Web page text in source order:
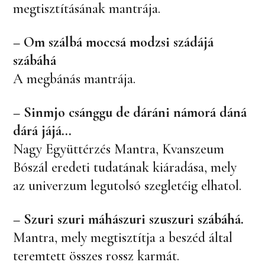
megtisztításának mantrája.
– Om szálbá moccsá modzsi szádájá
szábáhá
A megbánás mantrája.
– Sinmjo csánggu de dáráni námorá dáná
dárá jájá…
Nagy Együttérzés Mantra, Kvanszeum
Bószál eredeti tudatának kiáradása, mely
az univerzum legutolsó szegletéig elhatol.
– Szuri szuri máhászuri szuszuri szábáhá.
Mantra, mely megtisztítja a beszéd által
teremtett összes rossz karmát.